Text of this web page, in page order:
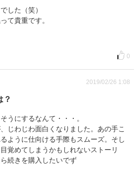
した（笑）
て貴重です。
0
2019/02/26 1:08
？
うにするなんて・・・。
じわじわ面白くなりました。あの手こ
ように仕向ける手際もスムーズ。そし
覚めてしまうかもしれないストーリ
続きを購入したいでず